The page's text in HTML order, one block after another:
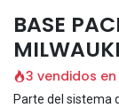
BASE
3 vendidos
Parte del sistema